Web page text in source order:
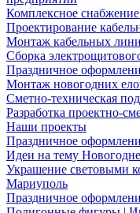
Комплексное
Проектирование
Монтаж кабельных
Сборка
Праздничное
Монтаж новогодних
Сметно-техническая
Разработка проектно-
Наши проекты
Праздничное
Идеи на тему
Украшение световыми
Мариуполь
Праздничное